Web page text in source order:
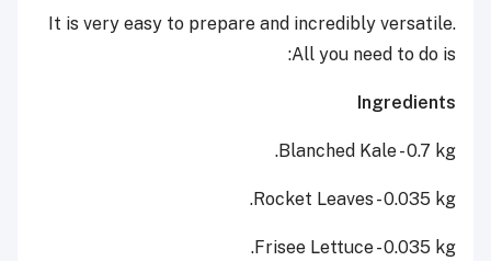
It is very easy to prepare and incredibly versatile.
All you need to do is:
Ingredients
Blanched Kale - 0.7 kg.
Rocket Leaves - 0.035 kg.
Frisee Lettuce - 0.035 kg.